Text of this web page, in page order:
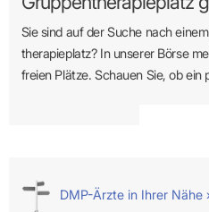
Sie sind auf der Suche nach
therapie­platz? In unserer Börse
freien Plätze. Schauen Sie, ob ein
DMP-Ärzte in Ihrer Nähe